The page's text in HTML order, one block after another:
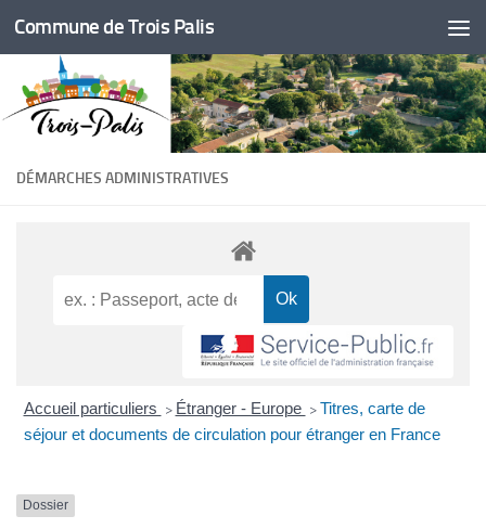
Skip to content
Commune de Trois Palis
DÉMARCHES ADMINISTRATIVES
Accueil particuliers > Étranger - Europe > Titres, carte de
séjour et documents de circulation pour étranger en France
Dossier